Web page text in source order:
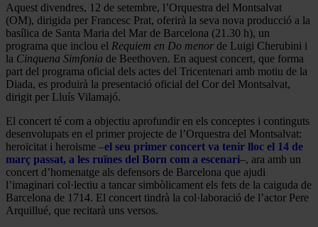
Aquest divendres, 12 de setembre, l’Orquestra del Montsalvat
(OM), dirigida per Francesc Prat, oferirà la seva nova producció a la
basílica de Santa Maria del Mar de Barcelona (21.30 h), un
programa que inclou el Requiem en Do menor de Luigi Cherubini i
la Cinquena Simfonia de Beethoven. En aquest concert, que forma
part del programa oficial dels actes del Tricentenari amb motiu de la
Diada, es produirà la presentació oficial del Cor del Montsalvat,
dirigit per Lluís Vilamajó.
El concert té com a objectiu aprofundir en els conceptes i continguts
desenvolupats en el primer projecte de l’Orquestra del Montsalvat:
heroïcitat i heroisme –el seu primer concert va tenir lloc el 14 de
març passat, a les ruïnes del Born com a escenari–, ara amb un
concert d’homenatge als defensors de Barcelona que ajudi
l’imaginari col·lectiu a tancar simbòlicament els fets de la caiguda de
Barcelona de 1714. El concert tindrà la col·laboració de l’actor Pere
Arquillué, que recitarà uns versos.